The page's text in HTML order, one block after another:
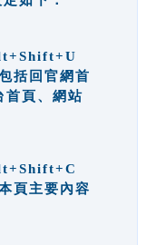
括回官網首
首頁、網站
頁主要內容